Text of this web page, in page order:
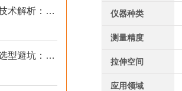
2026年高低温拉力试验机技术解析：温变环境力学检测选型参考
2026年高低温拉力试验机选型避坑：别让步进低配毁了检测数据
仪器种类
测量精度
拉伸空间
应用领域